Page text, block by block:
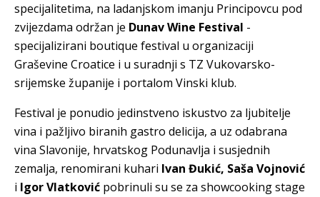
specijalitetima, na ladanjskom imanju Principovcu pod
zvijezdama održan je Dunav Wine Festival -
specijalizirani boutique festival u organizaciji
Graševine Croatice i u suradnji s TZ Vukovarsko-
srijemske županije i portalom Vinski klub.
Festival je ponudio jedinstveno iskustvo za ljubitelje
vina i pažljivo biranih gastro delicija, a uz odabrana
vina Slavonije, hrvatskog Podunavlja i susjednih
zemalja, renomirani kuhari Ivan Đukić, Saša Vojnović
i Igor Vlatković pobrinuli su se za showcooking stage